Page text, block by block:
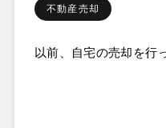
不動産売却
以前、自宅の売却を行